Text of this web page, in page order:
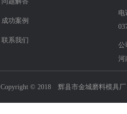
成功案例
联系我们
电
公
河
Copyright © 2018 辉县市金城磨料模具